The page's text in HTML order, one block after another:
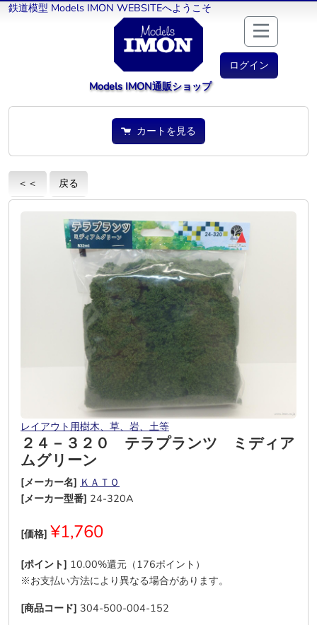
鉄道模型 Models IMON WEBSITEへようこそ
ログイン
Models IMON通販ショップ
カートを見る
＜＜ 戻る
レイアウト用樹木、草、岩、土等
２４－３２０ テラプランツ ミディア
ムグリーン
[メーカー名] ＫＡＴＯ
[メーカー型番] 24-320A
[価格] ¥1,760
[ポイント] 10.00%還元（176ポイント）
※お支払い方法により異なる場合があります。
[商品コード] 304-500-004-152